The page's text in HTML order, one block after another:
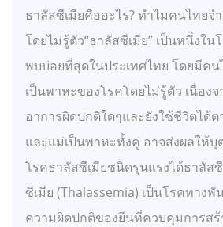
ธาลัสซีเมียคืออะไร? ทำไมคนไทยจ
โดยไม่รู้ตัว“ธาลัสซีเมีย” เป็นหนึ่งใ
พบบ่อยที่สุดในประเทศไทย โดยมีค
เป็นพาหะของโรคโดยไม่รู้ตัว เนื่อ
อาการผิดปกติใดๆและยังใช้ชีวิตได้
และแม่เป็นพาหะทั้งคู่ อาจส่งผลให้บุ
โรคธาลัสซีเมียชนิดรุนแรงได้ธาลัส
ซีเมีย (Thalassemia) เป็นโรคทางพั
ความผิดปกติของยีนที่ควบคุมการส